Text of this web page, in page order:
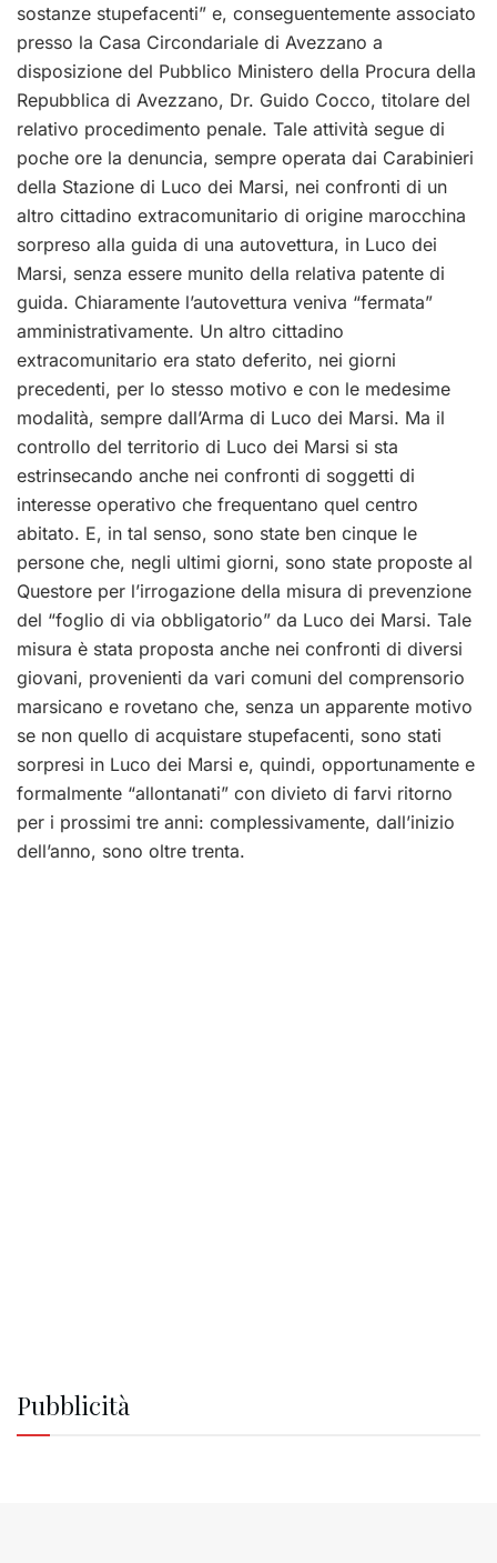
sostanze stupefacenti” e, conseguentemente associato
presso la Casa Circondariale di Avezzano a
disposizione del Pubblico Ministero della Procura della
Repubblica di Avezzano, Dr. Guido Cocco, titolare del
relativo procedimento penale. Tale attività segue di
poche ore la denuncia, sempre operata dai Carabinieri
della Stazione di Luco dei Marsi, nei confronti di un
altro cittadino extracomunitario di origine marocchina
sorpreso alla guida di una autovettura, in Luco dei
Marsi, senza essere munito della relativa patente di
guida. Chiaramente l’autovettura veniva “fermata”
amministrativamente. Un altro cittadino
extracomunitario era stato deferito, nei giorni
precedenti, per lo stesso motivo e con le medesime
modalità, sempre dall’Arma di Luco dei Marsi. Ma il
controllo del territorio di Luco dei Marsi si sta
estrinsecando anche nei confronti di soggetti di
interesse operativo che frequentano quel centro
abitato. E, in tal senso, sono state ben cinque le
persone che, negli ultimi giorni, sono state proposte al
Questore per l’irrogazione della misura di prevenzione
del “foglio di via obbligatorio” da Luco dei Marsi. Tale
misura è stata proposta anche nei confronti di diversi
giovani, provenienti da vari comuni del comprensorio
marsicano e rovetano che, senza un apparente motivo
se non quello di acquistare stupefacenti, sono stati
sorpresi in Luco dei Marsi e, quindi, opportunamente e
formalmente “allontanati” con divieto di farvi ritorno
per i prossimi tre anni: complessivamente, dall’inizio
dell’anno, sono oltre trenta.
Pubblicità